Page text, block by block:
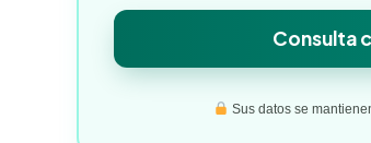
Consulta
Sus datos se